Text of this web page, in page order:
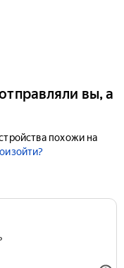
вы, а
похожи на